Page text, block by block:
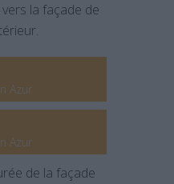
la façade de
Azur
Azur
de la façade